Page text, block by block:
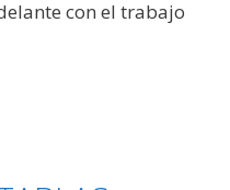
con el trabajo